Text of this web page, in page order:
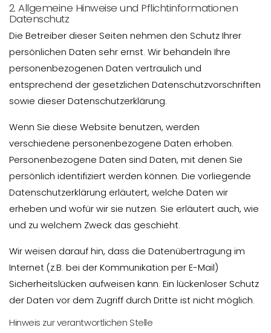
2. Allgemeine Hinweise und Pflichtinformationen
Datenschutz
Die Betreiber dieser Seiten nehmen den Schutz Ihrer
persönlichen Daten sehr ernst. Wir behandeln Ihre
personenbezogenen Daten vertraulich und
entsprechend der gesetzlichen Datenschutzvorschriften
sowie dieser Datenschutzerklärung.
Wenn Sie diese Website benutzen, werden
verschiedene personenbezogene Daten erhoben.
Personenbezogene Daten sind Daten, mit denen Sie
persönlich identifiziert werden können. Die vorliegende
Datenschutzerklärung erläutert, welche Daten wir
erheben und wofür wir sie nutzen. Sie erläutert auch, wie
und zu welchem Zweck das geschieht.
Wir weisen darauf hin, dass die Datenübertragung im
Internet (z.B. bei der Kommunikation per E-Mail)
Sicherheitslücken aufweisen kann. Ein lückenloser Schutz
der Daten vor dem Zugriff durch Dritte ist nicht möglich.
Hinweis zur verantwortlichen Stelle